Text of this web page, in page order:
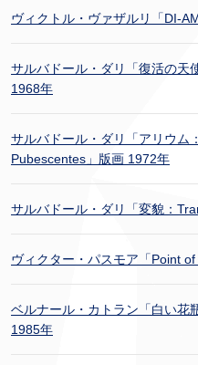
ヴィクトル・ヴァザルリ「DI-
サルバドール・ダリ「復活の天
1968年
サルバドール・ダリ「アリウム
Pubescentes」版画 1972年
サルバドール・ダリ「変貌：
ヴィクター・パスモア「Point
ベルナール・カトラン「白い花
1985年